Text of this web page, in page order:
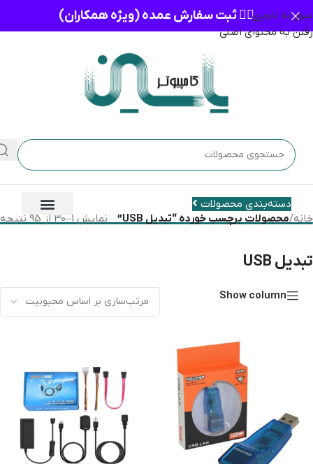
عبور به ناوبری
رفتن به محتوای اصلی
👈🏻 ثبت سفارش عمده (ویژه همکاران)
دسته‌بندی محصولات
خانه/محصولات برچسب خورده “تبدیل USB” نمایش 1–30 از 95 نتیجه
تبدیل USB
Show column